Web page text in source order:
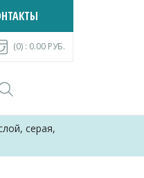
(0) : 0.00 РУБ.
серая,